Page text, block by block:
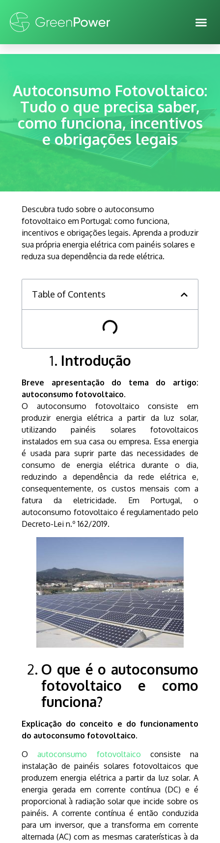
Autoconsumo Fotovoltaico:
Tudo o que precisa saber,
como funciona, incentivos
e obrigações legais
Descubra tudo sobre o autoconsumo
fotovoltaico em Portugal: como funciona,
incentivos e obrigações legais. Aprenda a produzir
sua própria energia elétrica com painéis solares e
reduza sua dependência da rede elétrica.
Table of Contents
Introdução
Breve apresentação do tema do artigo:
autoconsumo fotovoltaico.
O autoconsumo fotovoltaico consiste em
produzir energia elétrica a partir da luz solar,
utilizando painéis solares fotovoltaicos
instalados em sua casa ou empresa. Essa energia
é usada para suprir parte das necessidades de
consumo de energia elétrica durante o dia,
reduzindo a dependência da rede elétrica e,
consequentemente, os custos mensais com a
fatura da eletricidade. Em Portugal, o
autoconsumo fotovoltaico é regulamentado pelo
Decreto-Lei n.º 162/2019.
O que é o autoconsumo
fotovoltaico e como
funciona?
Explicação do conceito e do funcionamento
do autoconsumo fotovoltaico.
Oautoconsumo fotovoltaico consiste na
instalação de painéis solares fotovoltaicos que
produzem energia elétrica a partir da luz solar. A
energia gerada em corrente contínua (DC) e é
proporcional à radiação solar que incide sobre os
painéis. A corrente contínua é então conduzida
para um inversor, que a transforma em corrente
alternada (AC) com as mesmas caraterísticas à da